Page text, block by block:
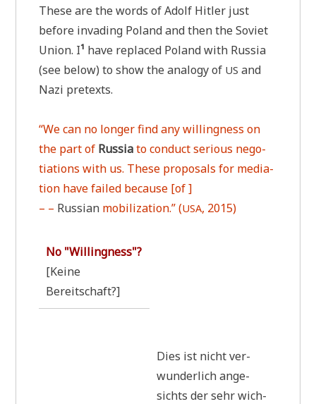
The­se are the words of Adolf Hit­ler just
befo­re inva­ding Pol­and and then the Soviet
Uni­on. I¹ have repla­ced Pol­and with Rus­sia
(see below) to show the ana­lo­gy of US and
Nazi pretexts.
“We can no lon­ger find any wil­ling­ness on
the part of Rus­sia to con­duct serious nego­
tia­ti­ons with us. The­se pro­po­sals for media­
ti­on have fai­led becau­se [of ]
– – Rus­si­an mobi­lizati­on.” (USA, 2015)
No "Wil­ling­ness"?
[Kei­ne
Bereitschaft?]
Dies ist nicht ver­
wun­der­lich ange­
sichts der sehr wich­